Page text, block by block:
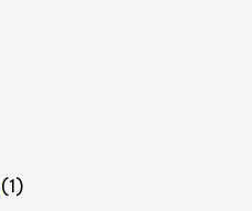
(1)